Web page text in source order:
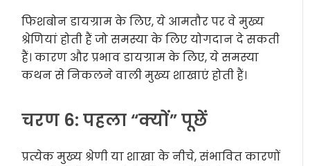
फिशबोन डायग्राम के लिए, ये आमतौर पर वे मुख्य
श्रेणियां होती हैं जो समस्या के लिए योगदान दे सकती
हैं। कारण और प्रभाव डायग्राम के लिए, ये समस्या
कथन से निकलने वाली मुख्य शाखाएं होती हैं।
चरण 6: पहला “क्यों” पूछें
प्रत्येक मुख्य श्रेणी या शाखा के नीचे, संभावित कारणों